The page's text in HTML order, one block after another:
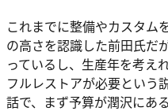
これまでに整備やカスタム
の高さを認識した前田氏だ
っているし、生産年を考え
フルレストアが必要という
話で、まず予算が潤沢にあ